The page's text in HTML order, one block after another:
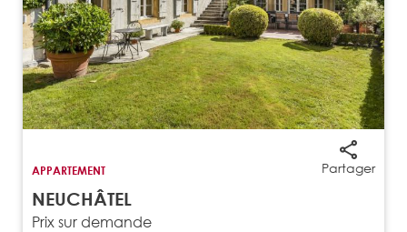
Partager
APPARTEMENT
NEUCHÂTEL
Prix sur demande